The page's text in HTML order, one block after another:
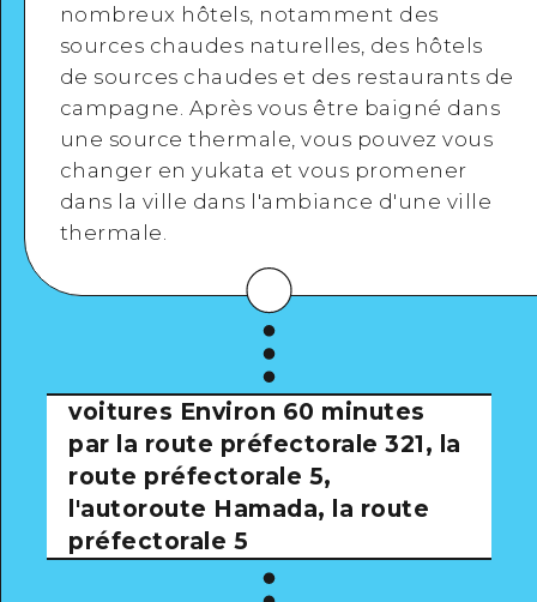
Voir en détail
nombreux hôtels, notamment des
sources chaudes naturelles, des hôtels
de sources chaudes et des restaurants de
campagne. Après vous être baigné dans
une source thermale, vous pouvez vous
changer en yukata et vous promener
dans la ville dans l'ambiance d'une ville
thermale.
voitures Environ 60 minutes
par la route préfectorale 321, la
route préfectorale 5,
l'autoroute Hamada, la route
préfectorale 5